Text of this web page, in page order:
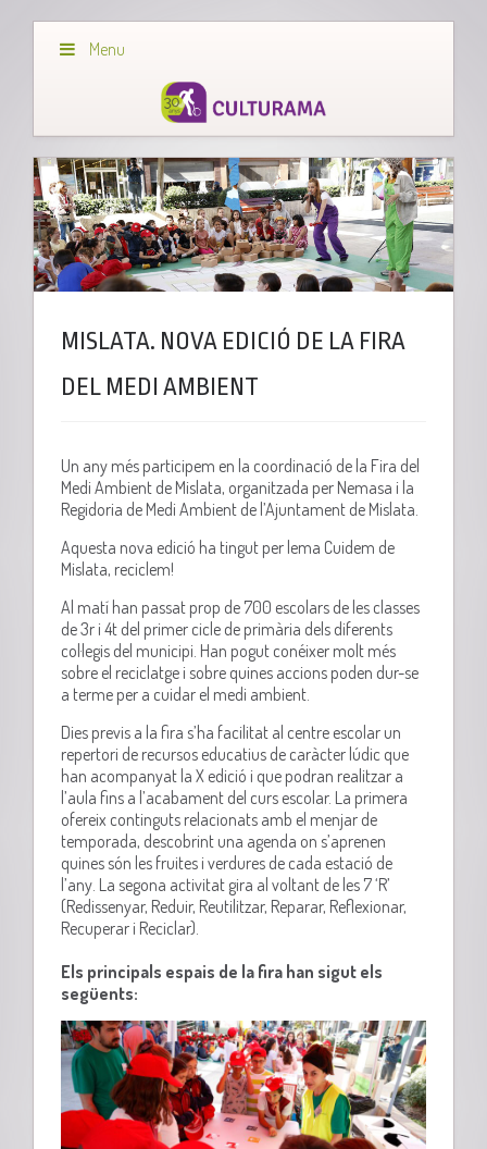
Menu
MISLATA. NOVA EDICIÓ DE LA FIRA
DEL MEDI AMBIENT
Un any més participem en la coordinació de la Fira del
Medi Ambient de Mislata, organitzada per Nemasa i la
Regidoria de Medi Ambient de l’Ajuntament de Mislata.
Aquesta nova edició ha tingut per lema Cuidem de
Mislata, reciclem!
Al matí han passat prop de 700 escolars de les classes
de 3r i 4t del primer cicle de primària dels diferents
col·legis del municipi. Han pogut conéixer molt més
sobre el reciclatge i sobre quines accions poden dur-se
a terme per a cuidar el medi ambient.
Dies previs a la fira s’ha facilitat al centre escolar un
repertori de recursos educatius de caràcter lúdic que
han acompanyat la X edició i que podran realitzar a
l’aula fins a l’acabament del curs escolar. La primera
ofereix continguts relacionats amb el menjar de
temporada, descobrint una agenda on s’aprenen
quines són les fruites i verdures de cada estació de
l’any. La segona activitat gira al voltant de les 7 ‘R’
(Redissenyar, Reduir, Reutilitzar, Reparar, Reflexionar,
Recuperar i Reciclar).
Els principals espais de la fira han sigut els
següents: